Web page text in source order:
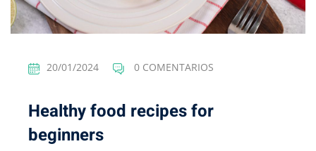
20/01/2024 0 COMENTARIOS
Healthy food recipes for
beginners